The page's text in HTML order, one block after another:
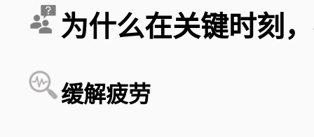
为什么在关键时刻
缓解疲劳